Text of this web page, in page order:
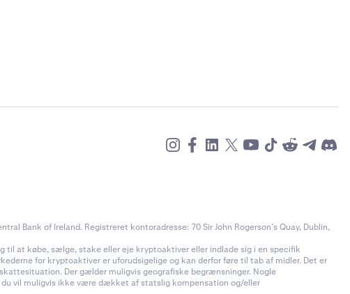
Bank of Ireland. Registreret kontoradresse: 70 Sir John Rogerson’s Quay, Dublin,
til at købe, sælge, stake eller eje kryptoaktiver eller indlade sig i en specifik
for kryptoaktiver er uforudsigelige og kan derfor føre til tab af midler. Det er
Der gælder muligvis geografiske begrænsninger. Nogle
vil muligvis ikke være dækket af statslig kompensation og/eller